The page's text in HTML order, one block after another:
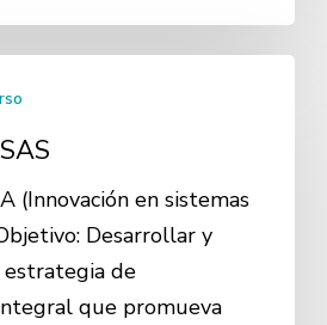
(Innovación en sistemas
Desarrollar y
estrategia de
que promueva